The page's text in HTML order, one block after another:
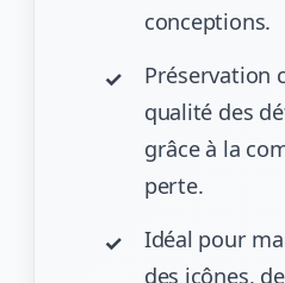
conceptions.
Préservation
qualité des
grâce à la
perte.
Idéal pour
des icônes,